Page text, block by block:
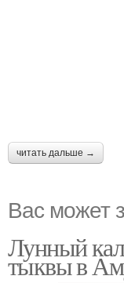
читать дальше →
Вас может
Лунный
тыквы в